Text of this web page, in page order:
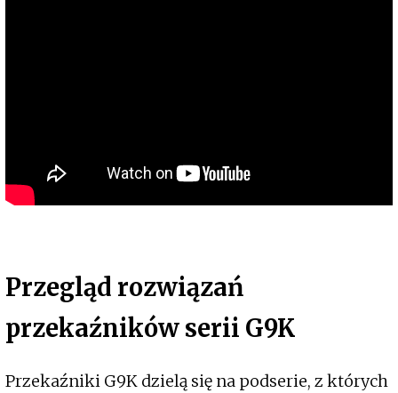
Przegląd rozwiązań
przekaźników serii G9K
Przekaźniki G9K dzielą się na podserie, z których